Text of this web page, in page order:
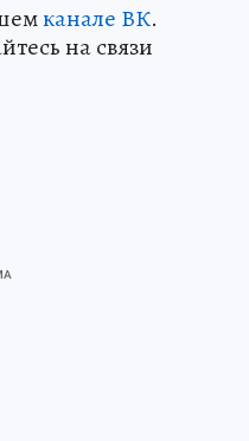
канале ВК.
на связи